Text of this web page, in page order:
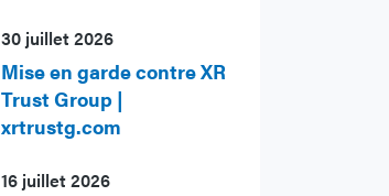
30 juillet 2026
Mise en garde contre XR
Trust Group |
xrtrustg.com
16 juillet 2026